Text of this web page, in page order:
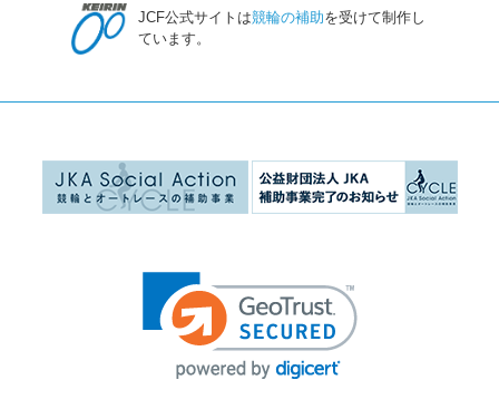
JCF公式サイトは競輪の補助を受けて制作し
ています。